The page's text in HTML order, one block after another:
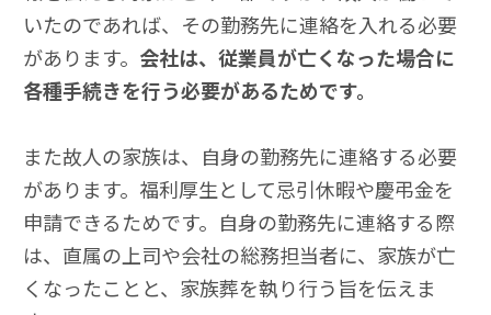
いたのであれば、その勤務先に連絡を入れる必要
があります。 会社は、従業員が亡くなった場合に
各種手続きを行う必要があるためです。
また故人の家族は、自身の勤務先に連絡する必要
があります。福利厚生として忌引休暇や慶弔金を
申請できるためです。自身の勤務先に連絡する際
は、直属の上司や会社の総務担当者に、家族が亡
くなったことと、家族葬を執り行う旨を伝えま